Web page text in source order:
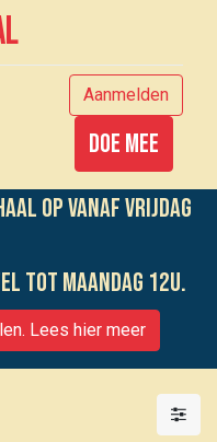
Aanmelden
Doe mee
op vanaf vrijdag
tot maandag 12u.
Lees hier meer